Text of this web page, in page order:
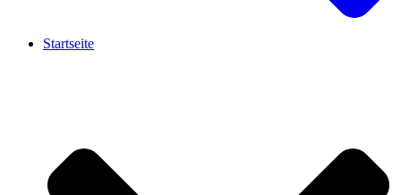
Startseite